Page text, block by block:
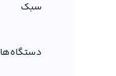
سبک
دستگاه‌ها